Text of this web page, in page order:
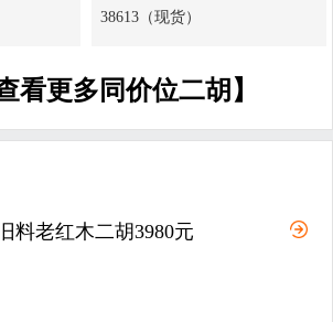
38613（现货）
看更多同价位二胡】
料老红木二胡3980元